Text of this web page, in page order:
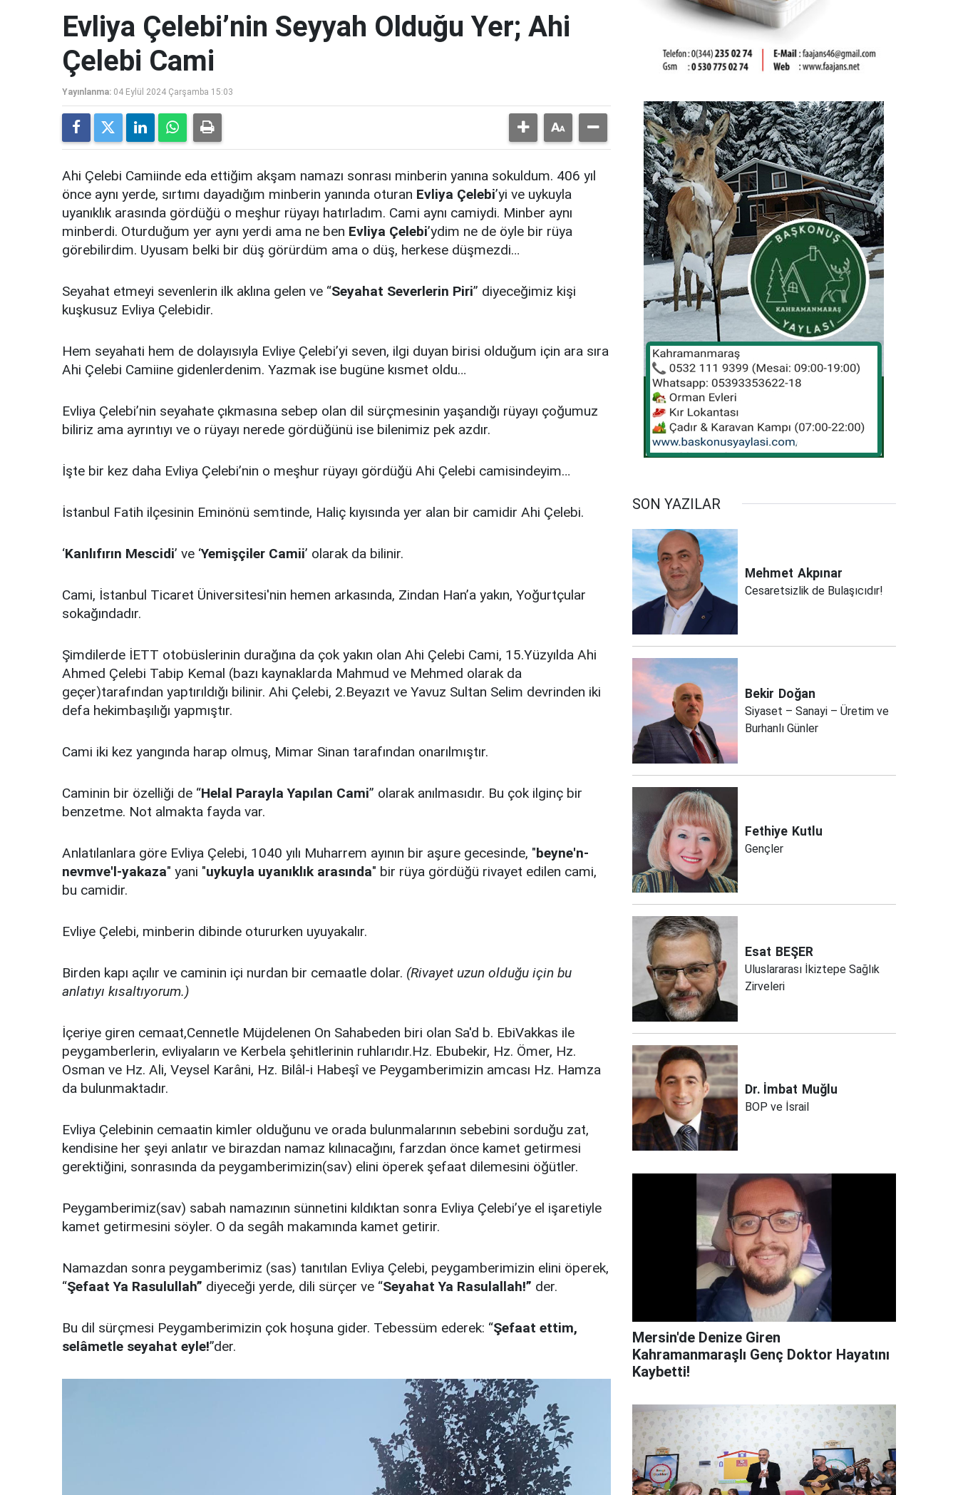
Evliya Çelebi’nin Seyyah Olduğu Yer; Ahi
Çelebi Cami
Yayınlanma: 04 Eylül 2024 Çarşamba 15:03
Ahi Çelebi Camiinde eda ettiğim akşam namazı sonrası minberin yanına sokuldum. 406 yıl
önce aynı yerde, sırtımı dayadığım minberin yanında oturan Evliya Çelebi’yi ve uykuyla
uyanıklık arasında gördüğü o meşhur rüyayı hatırladım. Cami aynı camiydi. Minber aynı
minberdi. Oturduğum yer aynı yerdi ama ne ben Evliya Çelebi’ydim ne de öyle bir rüya
görebilirdim. Uyusam belki bir düş görürdüm ama o düş, herkese düşmezdi…
Seyahat etmeyi sevenlerin ilk aklına gelen ve “Seyahat Severlerin Piri” diyeceğimiz kişi
kuşkusuz Evliya Çelebidir.
Hem seyahati hem de dolayısıyla Evliye Çelebi’yi seven, ilgi duyan birisi olduğum için ara sıra
Ahi Çelebi Camiine gidenlerdenim. Yazmak ise bugüne kısmet oldu…
Evliya Çelebi’nin seyahate çıkmasına sebep olan dil sürçmesinin yaşandığı rüyayı çoğumuz
biliriz ama ayrıntıyı ve o rüyayı nerede gördüğünü ise bilenimiz pek azdır.
İşte bir kez daha Evliya Çelebi’nin o meşhur rüyayı gördüğü Ahi Çelebi camisindeyim…
İstanbul Fatih ilçesinin Eminönü semtinde, Haliç kıyısında yer alan bir camidir Ahi Çelebi.
‘Kanlıfırın Mescidi’ ve ‘Yemişçiler Camii’ olarak da bilinir.
Cami, İstanbul Ticaret Üniversitesi'nin hemen arkasında, Zindan Han’a yakın, Yoğurtçular
sokağındadır.
Şimdilerde İETT otobüslerinin durağına da çok yakın olan Ahi Çelebi Cami, 15.Yüzyılda Ahi
Ahmed Çelebi Tabip Kemal (bazı kaynaklarda Mahmud ve Mehmed olarak da
geçer)tarafından yaptırıldığı bilinir. Ahi Çelebi, 2.Beyazıt ve Yavuz Sultan Selim devrinden iki
defa hekimbaşılığı yapmıştır.
Cami iki kez yangında harap olmuş, Mimar Sinan tarafından onarılmıştır.
Caminin bir özelliği de “Helal Parayla Yapılan Cami” olarak anılmasıdır. Bu çok ilginç bir
benzetme. Not almakta fayda var.
Anlatılanlara göre Evliya Çelebi, 1040 yılı Muharrem ayının bir aşure gecesinde, "beyne'n-
nevmve'l-yakaza" yani "uykuyla uyanıklık arasında" bir rüya gördüğü rivayet edilen cami,
bu camidir.
Evliye Çelebi, minberin dibinde otururken uyuyakalır.
Birden kapı açılır ve caminin içi nurdan bir cemaatle dolar. (Rivayet uzun olduğu için bu
anlatıyı kısaltıyorum.)
İçeriye giren cemaat,Cennetle Müjdelenen On Sahabeden biri olan Sa'd b. EbiVakkas ile
peygamberlerin, evliyaların ve Kerbela şehitlerinin ruhlarıdır.Hz. Ebubekir, Hz. Ömer, Hz.
Osman ve Hz. Ali, Veysel Karâni, Hz. Bilâl-i Habeşî ve Peygamberimizin amcası Hz. Hamza
da bulunmaktadır.
Evliya Çelebinin cemaatin kimler olduğunu ve orada bulunmalarının sebebini sorduğu zat,
kendisine her şeyi anlatır ve birazdan namaz kılınacağını, farzdan önce kamet getirmesi
gerektiğini, sonrasında da peygamberimizin(sav) elini öperek şefaat dilemesini öğütler.
Peygamberimiz(sav) sabah namazının sünnetini kıldıktan sonra Evliya Çelebi’ye el işaretiyle
kamet getirmesini söyler. O da segâh makamında kamet getirir.
Namazdan sonra peygamberimiz (sas) tanıtılan Evliya Çelebi, peygamberimizin elini öperek,
“Şefaat Ya Rasulullah” diyeceği yerde, dili sürçer ve “Seyahat Ya Rasulallah!” der.
Bu dil sürçmesi Peygamberimizin çok hoşuna gider. Tebessüm ederek: “Şefaat ettim,
selâmetle seyahat eyle!”der.
SON YAZILAR
Mehmet Akpınar
Cesaretsizlik de Bulaşıcıdır!
Bekir Doğan
Siyaset – Sanayi – Üretim ve
Burhanlı Günler
Fethiye Kutlu
Gençler
Esat BEŞER
Uluslararası İkiztepe Sağlık
Zirveleri
Dr. İmbat Muğlu
BOP ve İsrail
Mersin'de Denize Giren
Kahramanmaraşlı Genç Doktor Hayatını
Kaybetti!